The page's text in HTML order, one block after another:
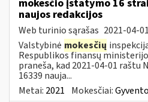
mokesčio įstatymo 16
naujos redakcijos
Web turinio sąrašas 2021-04-01
Valstybinė mokesčių
Respublikos finansų
praneša, kad 2021-04-01 raštu
16339 nauja...
Metai: 2021 Mokesčiai: